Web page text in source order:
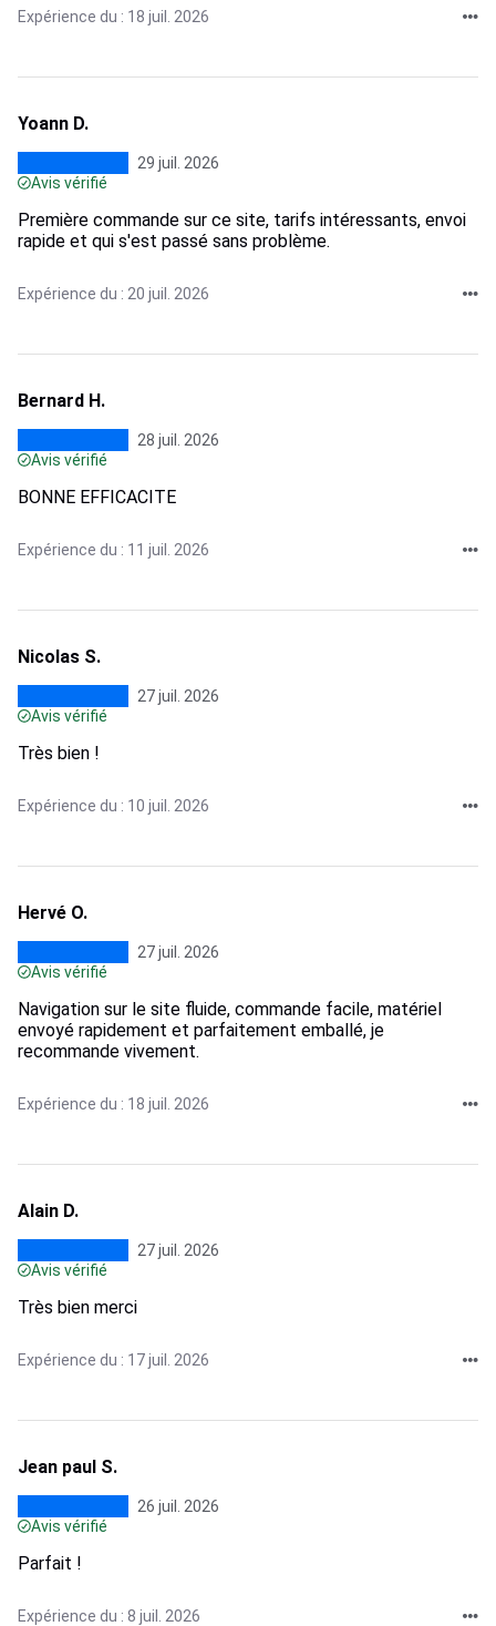
Expérience du : 18 juil. 2026
Yoann D.
29 juil. 2026
Avis vérifié
Première commande sur ce site, tarifs intéressants, envoi
rapide et qui s'est passé sans problème.
Expérience du : 20 juil. 2026
Bernard H.
28 juil. 2026
Avis vérifié
BONNE EFFICACITE
Expérience du : 11 juil. 2026
Nicolas S.
27 juil. 2026
Avis vérifié
Très bien !
Expérience du : 10 juil. 2026
Hervé O.
27 juil. 2026
Avis vérifié
Navigation sur le site fluide, commande facile, matériel
envoyé rapidement et parfaitement emballé, je
recommande vivement.
Expérience du : 18 juil. 2026
Alain D.
27 juil. 2026
Avis vérifié
Très bien merci
Expérience du : 17 juil. 2026
Jean paul S.
26 juil. 2026
Avis vérifié
Parfait !
Expérience du : 8 juil. 2026